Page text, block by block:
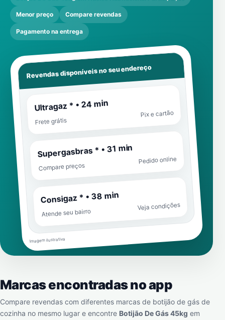
Menor preço Compare revendas
Pagamento na entrega
Revendas disponíveis no seu endereço
Ultragaz * • 24 min
Frete grátis
Pix e cartão
Supergasbras * • 31 min
Compare preços
Pedido online
Consigaz * • 38 min
Atende seu bairro
Veja condições
Imagem ilustrativa
Marcas encontradas no app
Compare revendas com diferentes marcas de botijão de gás de
cozinha no mesmo lugar e encontre Botijão De Gás 45kg em